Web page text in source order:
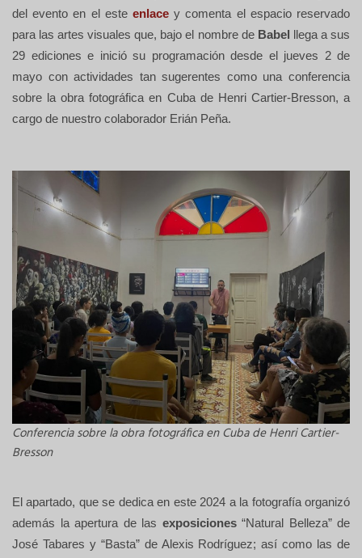
del evento en el este enlace y comenta el espacio reservado
para las artes visuales que, bajo el nombre de Babel
llega a sus
29 ediciones e inició su programación desde el jueves 2 de
mayo con actividades tan sugerentes como una conferencia
sobre la obra fotográfica en Cuba de Henri Cartier-Bresson, a
cargo de nuestro colaborador Erián Peña.
Conferencia sobre la obra fotográfica en Cuba de Henri Cartier-
Bresson
El apartado, que se dedica en este 2024 a la fotografía organizó
además la apertura de las exposiciones “Natural Belleza” de
José Tabares y “Basta” de Alexis Rodríguez; así como las de